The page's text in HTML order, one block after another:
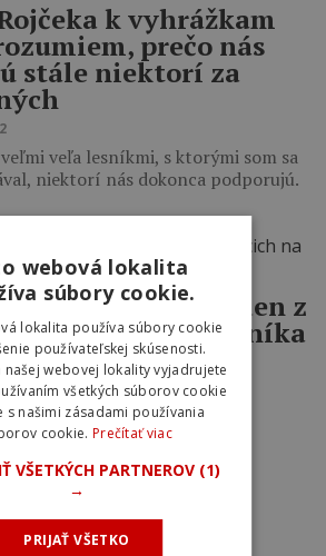
k vyhrážkam
prečo nás
stále niektorí za
veľa lesníkmi, s ktorými som sa
niektorí nás dokonca podporujú.
napísal jeden z
na incident lesníka
pre nás všetkých," doplnil v
Milan, ktorý sa vyjadroval k
webová lokalita
súbory cookie.
lokalita používa súbory cookie
používateľskej skúsenosti.
našej webovej lokality vyjadrujete
všetkých súborov cookie
s našimi zásadami používania
cookie. Prečítať viac
VŠETKÝCH PARTNEROV (1)
→
PRIJAŤ VŠETKO